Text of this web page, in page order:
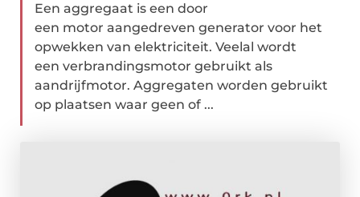
Een aggregaat is een door
een motor aangedreven generator voor het
opwekken van elektriciteit. Veelal wordt
een verbrandingsmotor gebruikt als
aandrijfmotor. Aggregaten worden gebruikt
op plaatsen waar geen of ...